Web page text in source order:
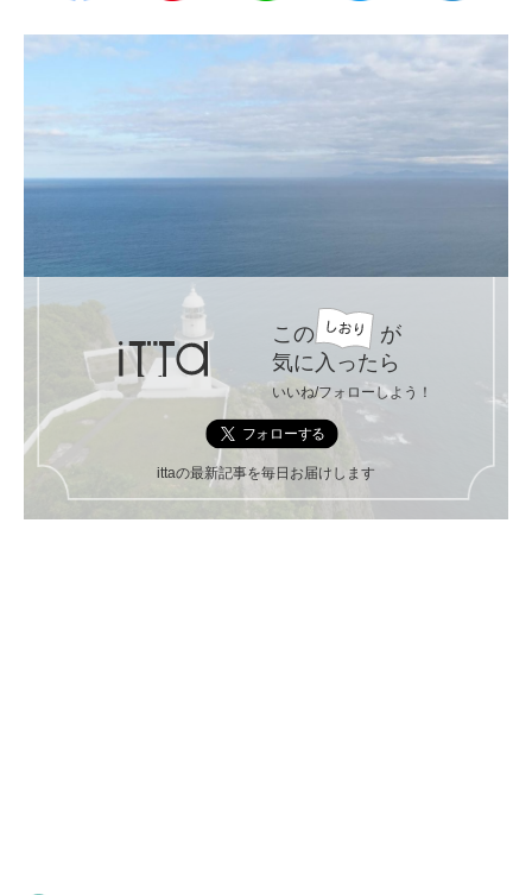
この
が
気に入ったら
いいね/フォローしよう！
ittaの最新記事を毎日お届けします